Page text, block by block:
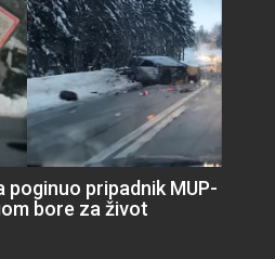
poginuo pripadnik MUP-
bore za život